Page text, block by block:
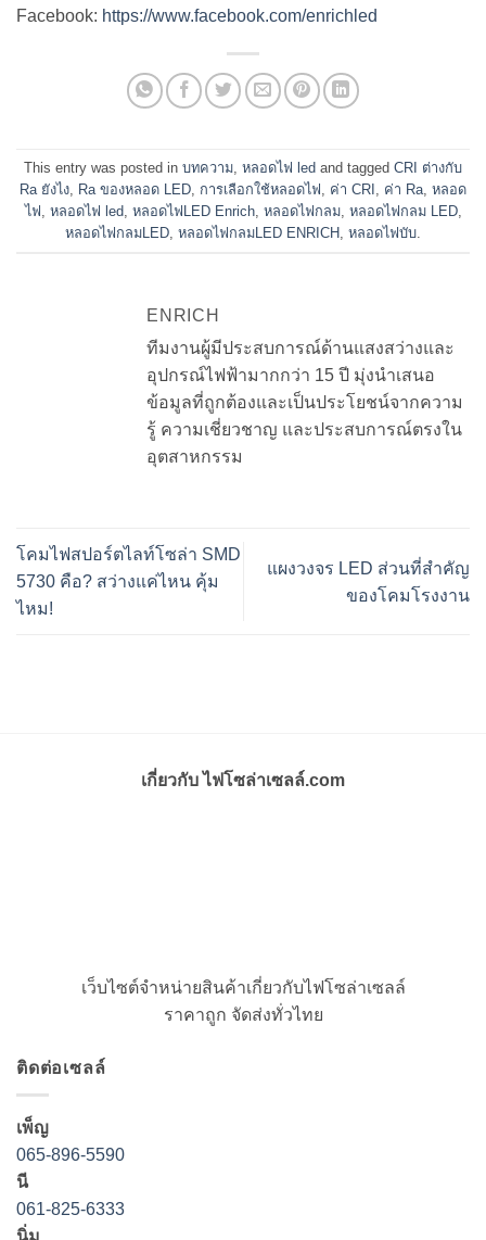
Facebook: https://www.facebook.com/enrichled
This entry was posted in บทความ หลอดไฟ led and tagged CRI ต่างกับ
Ra ยังไง Ra ของหลอด LED การเลือกใช้หลอดไฟ ค่า CRI ค่า Ra หลอด
ไฟ หลอดไฟ led, หลอดไฟLED Enrich, หลอดไฟกลม, หลอดไฟกลม LED,
หลอดไฟกลมLED หลอดไฟกลมLED ENRICH หลอดไฟบับ
ENRICH
ทีมงานผู้มีประสบการณ์ด้านแสงสว่างและ
อุปกรณ์ไฟฟ้ามากกว่า 15 ปี มุ่งนำเสนอ
ข้อมูลที่ถูกต้องและเป็นประโยชน์จากความ
รู้ ความเชี่ยวชาญ และประสบการณ์ตรงใน
อุตสาหกรรม
โคมไฟสปอร์ตไลท์โซล่า SMD
5730 คือ? สว่างแค่ไหน คุ้ม
ไหม!
แผงวงจร LED ส่วนที่สำคัญ
ของโคมโรงงาน
เกี่ยวกับ ไฟโซล่าเซลล์.com
เว็บไซต์จำหน่ายสินค้าเกี่ยวกับไฟโซล่าเซลล์
ราคาถูก จัดส่งทั่วไทย
ติดต่อเซลล์
เพ็ญ
065-896-5590
นี
061-825-6333
นิ่ม